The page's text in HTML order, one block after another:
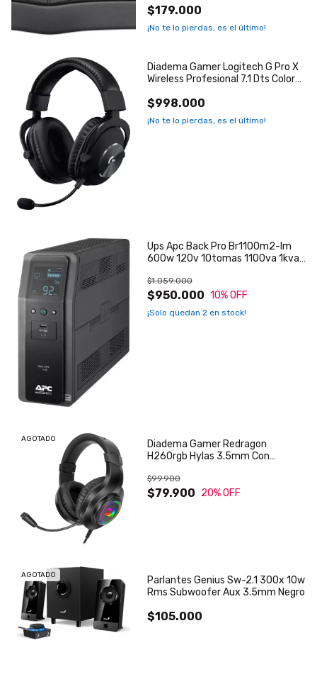
$179.000
¡No te lo pierdas, es el último!
Diadema Gamer Logitech G Pro X
Wireless Profesional 7.1 Dts Color
$998.000
¡No te lo pierdas, es el último!
Ups Apc Back Pro Br1100m2-lm
600w 120v 10tomas 1100va 1kva
$950.000
$1.059.000
10% OFF
¡Solo quedan 2 en stock!
AGOTADO
Diadema Gamer Redragon
H260rgb Hylas 3.5mm Con
$79.900
$99.900
20% OFF
AGOTADO
Parlantes Genius Sw-2.1 300x 10w
Rms Subwoofer Aux 3.5mm Negro
$105.000